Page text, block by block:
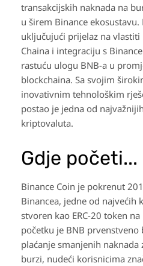
transakcijskih naknada na
u širem Binance
uključujući prijelaz na vlastiti
Chaina i integraciju s
rastuću ulogu BNB-a u
blockchaina. Sa svojim
inovativnim tehnološkim
postao je jedna od
kriptovaluta.
Gdje početi...
Binance Coin je pokrenut
Binancea, jedne od najvećih
stvoren kao ERC-20 token
početku je BNB
plaćanje smanjenih
burzi, nudeći korisnicima